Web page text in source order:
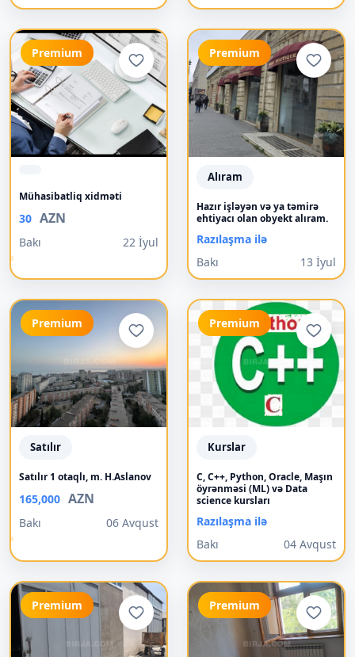
Premium
Mühasibatliq xidməti
30 AZN
Bakı 22 İyul
Premium
Alıram
Hazır işləyən və ya təmirə
ehtiyacı olan obyekt alıram.
Razılaşma ilə
Bakı
13 İyul
Premium
Satılır
Satılır 1 otaqlı, m. H.Aslanov
165,000 AZN
Bakı 06 Avqust
Premium
Kurslar
C, C++, Python, Oracle, Maşın
öyrənməsi (ML) və Data
science kursları
Razılaşma ilə
Bakı
04 Avqust
Premium Premium